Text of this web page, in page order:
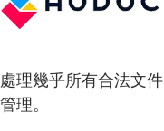
處理幾乎所有合法文
管理。